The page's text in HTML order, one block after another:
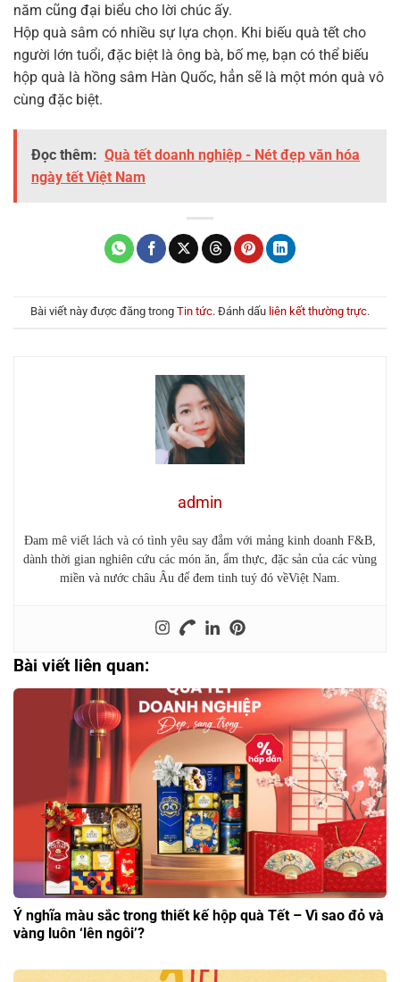
năm cũng đại biểu cho lời chúc ấy.
Hộp quà sâm có nhiều sự lựa chọn. Khi biếu quà tết cho
người lớn tuổi, đặc biệt là ông bà, bố mẹ, bạn có thể biếu
hộp quà là hồng sâm Hàn Quốc, hẳn sẽ là một món quà vô
cùng đặc biệt.
Đọc thêm: Quà tết doanh nghiệp - Nét đẹp văn hóa
ngày tết Việt Nam
Bài viết này được đăng trong Tin tức. Đánh dấu liên kết thường trực.
admin
Đam mê viết lách và có tình yêu say đắm với mảng kinh doanh F&B,
dành thời gian nghiên cứu các món ăn, ẩm thực, đặc sản của các vùng
miền và nước châu Âu để đem tinh tuý đó vềViệt Nam.
Bài viết liên quan:
Ý nghĩa màu sắc trong thiết kế hộp quà Tết – Vì sao đỏ và
vàng luôn ‘lên ngôi’?